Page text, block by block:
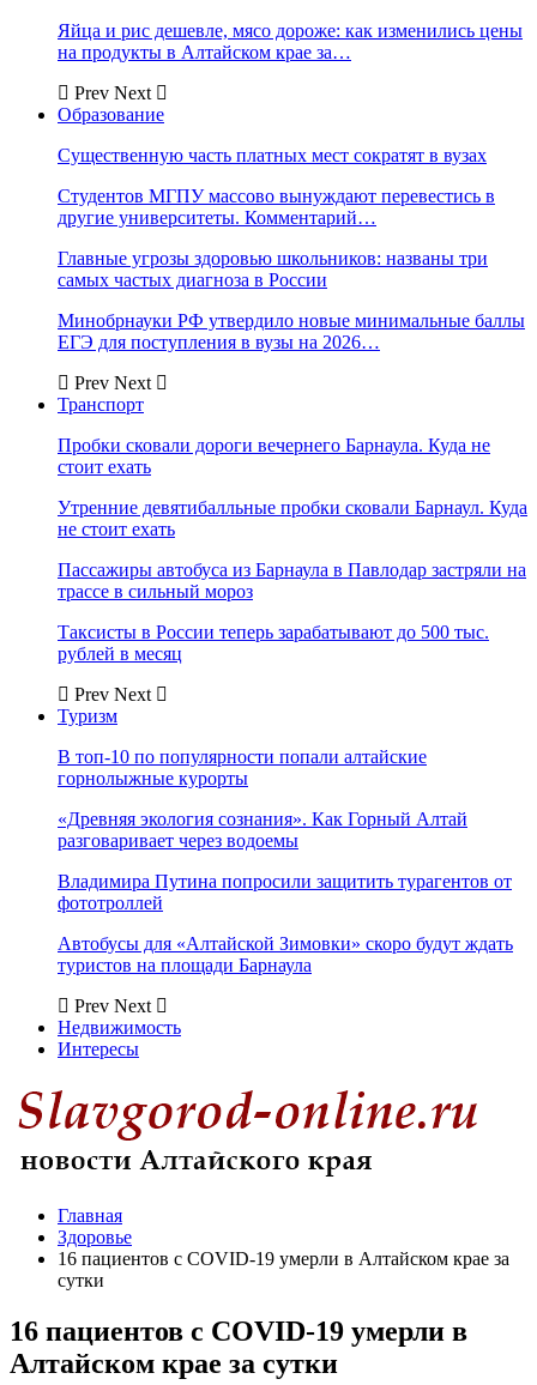
Яйца и рис дешевле, мясо дороже: как изменились цены
на продукты в Алтайском крае за…
Prev Next
Образование
Существенную часть платных мест сократят в вузах
Студентов МГПУ массово вынуждают перевестись в
другие университеты. Комментарий…
Главные угрозы здоровью школьников: названы три
самых частых диагноза в России
Минобрнауки РФ утвердило новые минимальные баллы
ЕГЭ для поступления в вузы на 2026…
Prev Next
Транспорт
Пробки сковали дороги вечернего Барнаула. Куда не
стоит ехать
Утренние девятибалльные пробки сковали Барнаул. Куда
не стоит ехать
Пассажиры автобуса из Барнаула в Павлодар застряли на
трассе в сильный мороз
Таксисты в России теперь зарабатывают до 500 тыс.
рублей в месяц
Prev Next
Туризм
В топ-10 по популярности попали алтайские
горнолыжные курорты
«Древняя экология сознания». Как Горный Алтай
разговаривает через водоемы
Владимира Путина попросили защитить турагентов от
фототроллей
Автобусы для «Алтайской Зимовки» скоро будут ждать
туристов на площади Барнаула
Prev Next
Недвижимость
Интересы
Главная
Здоровье
16 пациентов с COVID-19 умерли в Алтайском крае за
сутки
16 пациентов с COVID-19 умерли в
Алтайском крае за сутки